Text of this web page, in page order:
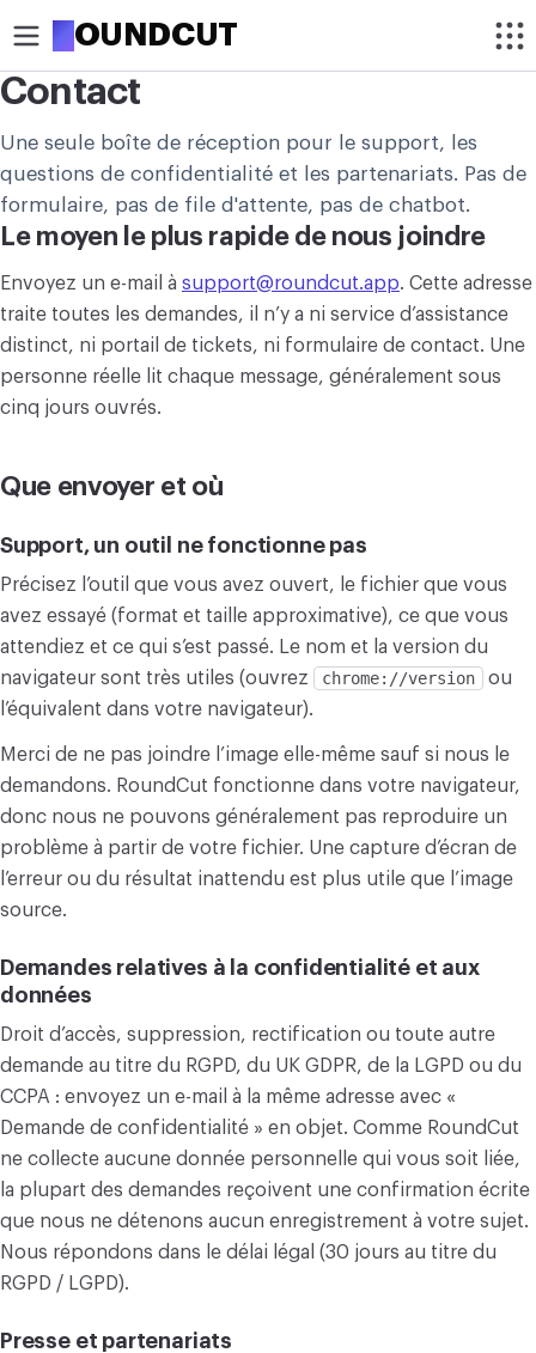
ROUNDCUT
Recadrer une image
Recadrer une image en cercle
Compresser une image
Améliorer la qualité d’une image
Supprimer le fond d’une image
Convertir
Convertir JPG en PDF
Contact
Une seule boîte de réception pour le support, les
questions de confidentialité et les partenariats. Pas de
formulaire, pas de file d'attente, pas de chatbot.
Le moyen le plus rapide de nous joindre
Envoyez un e-mail à support@roundcut.app. Cette adresse
traite toutes les demandes, il n’y a ni service d’assistance
distinct, ni portail de tickets, ni formulaire de contact. Une
personne réelle lit chaque message, généralement sous
cinq jours ouvrés.
Que envoyer et où
Support, un outil ne fonctionne pas
Précisez l’outil que vous avez ouvert, le fichier que vous
avez essayé (format et taille approximative), ce que vous
attendiez et ce qui s’est passé. Le nom et la version du
navigateur sont très utiles (ouvrez
chrome://version
ou
l’équivalent dans votre navigateur).
Merci de ne pas joindre l’image elle-même sauf si nous le
demandons. RoundCut fonctionne dans votre navigateur,
donc nous ne pouvons généralement pas reproduire un
problème à partir de votre fichier. Une capture d’écran de
l’erreur ou du résultat inattendu est plus utile que l’image
source.
Demandes relatives à la confidentialité et aux
données
Droit d’accès, suppression, rectification ou toute autre
demande au titre du RGPD, du UK GDPR, de la LGPD ou du
CCPA : envoyez un e-mail à la même adresse avec «
Demande de confidentialité » en objet. Comme RoundCut
ne collecte aucune donnée personnelle qui vous soit liée,
la plupart des demandes reçoivent une confirmation écrite
que nous ne détenons aucun enregistrement à votre sujet.
Nous répondons dans le délai légal (30 jours au titre du
RGPD / LGPD).
Presse et partenariats